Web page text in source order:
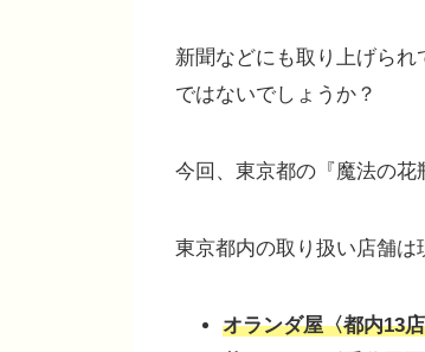
新聞などにも取り上げら
ではないでしょうか？
今回、東京都の『魔法の花
東京都内の取り扱い店舗は
オランダ屋〈都内13